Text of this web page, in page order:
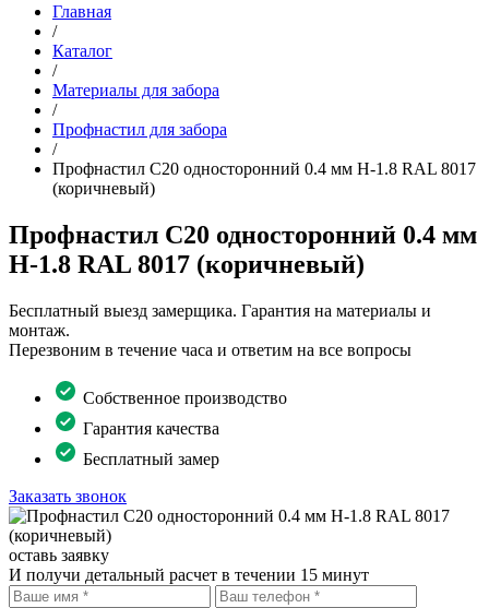
Главная
/
Каталог
/
Материалы для забора
/
Профнастил для забора
/
Профнастил С20 односторонний 0.4 мм H-1.8 RAL 8017
(коричневый)
Профнастил С20 односторонний 0.4 мм
H-1.8 RAL 8017 (коричневый)
Бесплатный выезд замерщика. Гарантия на материалы и
монтаж.
Перезвоним в течение часа и ответим на все вопросы
Собственное производство
Гарантия качества
Бесплатный замер
Заказать звонок
оставь заявку
И получи детальный расчет в течении 15 минут